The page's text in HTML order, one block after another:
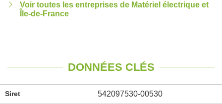
Voir toutes les entreprises de Matériel électrique et
Île-de-France
DONNÉES CLÉS
Siret 542097530-00530